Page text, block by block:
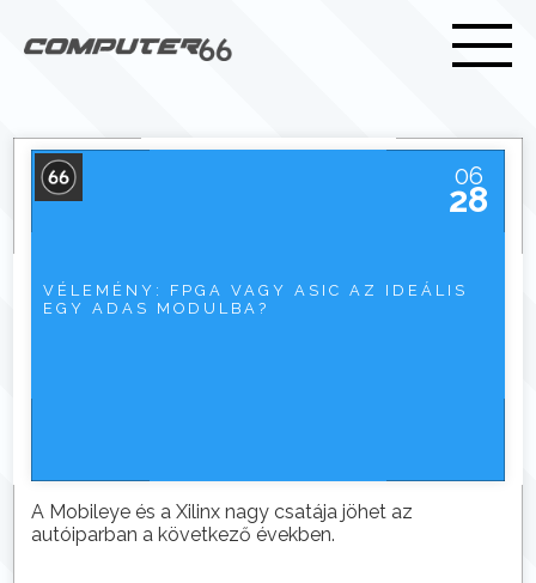
06
28
VÉLEMÉNY: FPGA VAGY ASIC AZ IDEÁLIS
EGY ADAS MODULBA?
A Mobileye és a Xilinx nagy csatája jöhet az
autóiparban a következő években.